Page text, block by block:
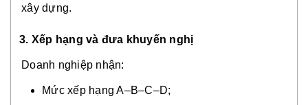
xây dựng.
3. Xếp hạng và đưa khuyến nghị
Doanh nghiệp nhận:
Mức xếp hạng A–B–C–D;